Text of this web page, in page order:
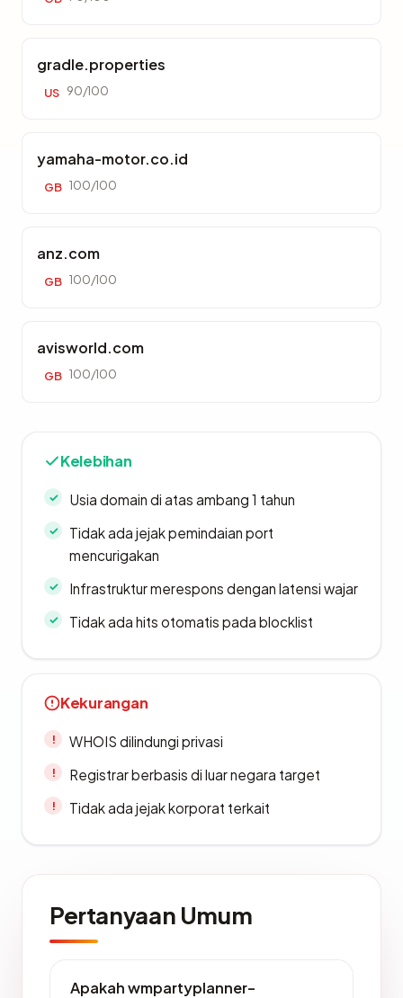
gradle.properties
US 90/100
yamaha-motor.co.id
GB 100/100
anz.com
GB 100/100
avisworld.com
GB 100/100
Kelebihan
Usia domain di atas ambang 1 tahun
Tidak ada jejak pemindaian port
mencurigakan
Infrastruktur merespons dengan latensi wajar
Tidak ada hits otomatis pada blocklist
Kekurangan
WHOIS dilindungi privasi
Registrar berbasis di luar negara target
Tidak ada jejak korporat terkait
Pertanyaan Umum
Apakah wmpartyplanner-